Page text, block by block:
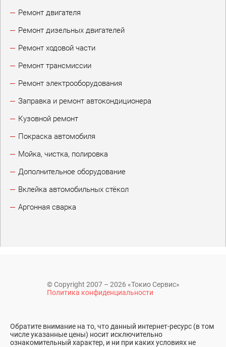
Ремонт двигателя
Ремонт дизельных двигателей
Ремонт ходовой части
Ремонт трансмиссии
Ремонт электрооборудования
Заправка и ремонт автокондиционера
Кузовной ремонт
Покраска автомобиля
Мойка, чистка, полировка
Дополнительное оборудование
Вклейка автомобильных стёкол
Аргонная сварка
© Copyright 2007 – 2026 «Токио Сервис»
Политика конфиденциальности
Обратите внимание на то, что данный интернет-ресурс (в том
числе указанные цены) носит исключительно
ознакомительный характер, и ни при каких условиях не